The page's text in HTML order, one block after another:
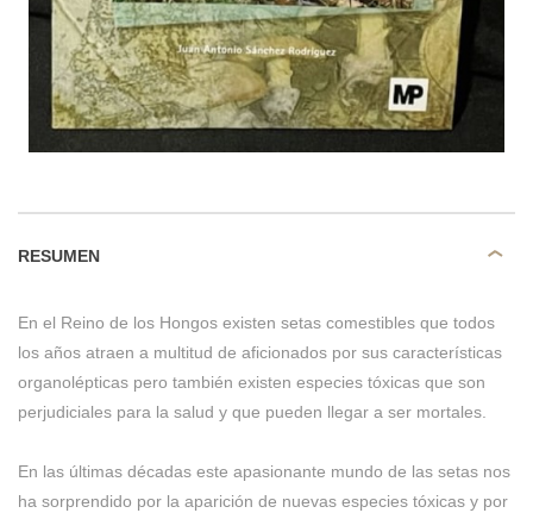
RESUMEN
En el Reino de los Hongos existen setas comestibles que todos
los años atraen a multitud de aficionados por sus características
organolépticas pero también existen especies tóxicas que son
perjudiciales para la salud y que pueden llegar a ser mortales.
En las últimas décadas este apasionante mundo de las setas nos
ha sorprendido por la aparición de nuevas especies tóxicas y por